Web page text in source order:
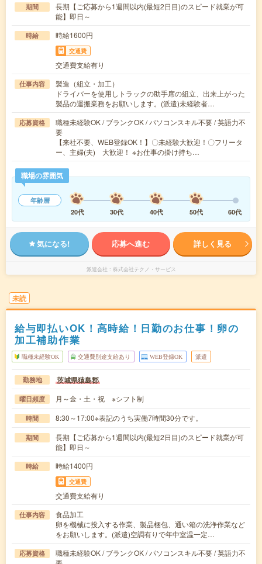
期間
長期【ご応募から1週間以内(最短2日目)のスピード就業が可
能】即日～
時給 時給1600円
交通費
交通費支給有り
仕事内容
製造（組立・加工）
ドライバーを使用しトラックの助手席の組立、出来上がった
製品の運搬業務をお願いします。(派遣)未経験者…
応募資格
職種未経験OK / ブランクOK / パソコンスキル不要 / 英語力不
要
【来社不要、WEB登録OK！】〇未経験大歓迎！〇フリータ
ー、主婦(夫) 大歓迎！ ※お仕事の掛け持ち…
職場の雰囲気
年齢層
20代
30代 40代 50代 60代
気になる! 応募へ進む 詳しく見る
派遣会社 株式会社テクノ・サービス
未読
給与即払いOK！高時給！日勤のお仕事！卵の
加工補助作業
職種未経験OK 交通費別途支給あり WEB登録OK 派遣
勤務地 茨城県猿島郡
曜日頻度 月～金・土・祝 ※シフト制
時間 8:30～17:00※表記のうち実働7時間30分です。
期間
長期【ご応募から1週間以内(最短2日目)のスピード就業が可
能】即日～
時給 時給1400円
交通費
交通費支給有り
仕事内容
食品加工
卵を機械に投入する作業、製品梱包、通い箱の洗浄作業など
をお願いします。(派遣)空調有りで年中室温一定…
応募資格
職種未経験OK / ブランクOK / パソコンスキル不要 / 英語力不